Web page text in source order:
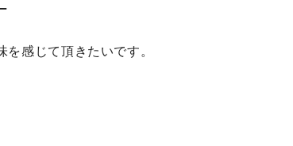
感じて頂きたいです。